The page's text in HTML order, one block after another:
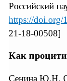
Российский
https://doi.org/
21-18-00508]
Как
Сенина Ю.Н.